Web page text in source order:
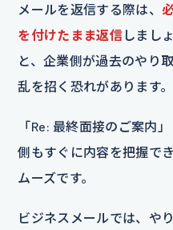
メールを返信する際は、
を付けたまま返信しまし
と、企業側が過去のやり
乱を招く恐れがあります。
「Re: 最終面接のご案内
側もすぐに内容を把握で
ムーズです。
ビジネスメールでは、や